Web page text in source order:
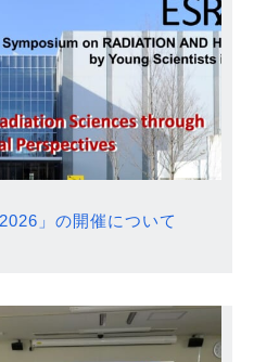
」の開催について